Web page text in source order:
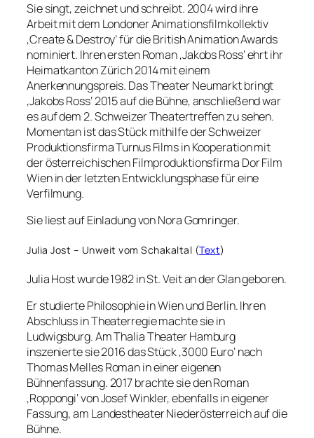
Sie singt, zeichnet und schreibt. 2004 wird ihre
Arbeit mit dem Londoner Animationsfilmkollektiv
‚Create & Destroy‘ für die British Animation Awards
nominiert. Ihren ersten Roman ‚Jakobs Ross‘ ehrt ihr
Heimatkanton Zürich 2014 mit einem
Anerkennungspreis. Das Theater Neumarkt bringt
‚Jakobs Ross‘ 2015 auf die Bühne, anschließend war
es auf dem 2. Schweizer Theatertreffen zu sehen.
Momentan ist das Stück mithilfe der Schweizer
Produktionsfirma Turnus Films in Kooperation mit
der österreichischen Filmproduktionsfirma Dor Film
Wien in der letzten Entwicklungsphase für eine
Verfilmung.
Sie liest auf Einladung von Nora Gomringer.
Julia Jost – Unweit vom Schakaltal (Text)
Julia Host wurde 1982 in St. Veit an der Glan geboren.
Er studierte Philosophie in Wien und Berlin. Ihren
Abschluss in Theaterregie machte sie in
Ludwigsburg. Am Thalia Theater Hamburg
inszenierte sie 2016 das Stück ‚3000 Euro‘ nach
Thomas Melles Roman in einer eigenen
Bühnenfassung. 2017 brachte sie den Roman
‚Roppongi‘ von Josef Winkler, ebenfalls in eigener
Fassung, am Landestheater Niederösterreich auf die
Bühne.